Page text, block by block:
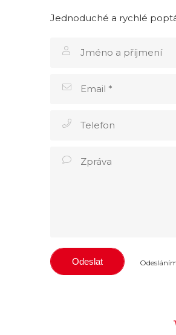
Jednoduché a rychlé